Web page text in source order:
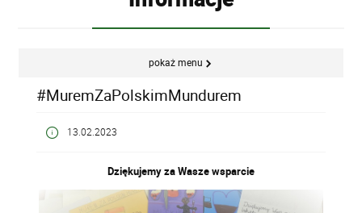
pokaż menu
#MuremZaPolskimMundurem
13.02.2023
Dziękujemy za Wasze wsparcie